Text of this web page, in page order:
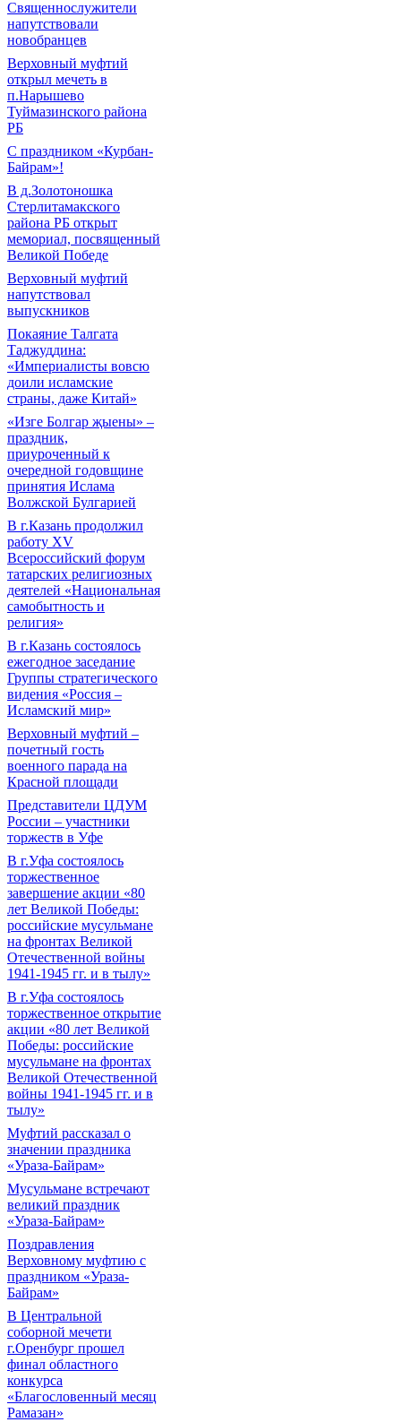
Священнослужители
напутствовали
новобранцев
Верховный муфтий
открыл мечеть в
п.Нарышево
Туймазинского района
РБ
С праздником «Курбан-
Байрам»!
В д.Золотоношка
Стерлитамакского
района РБ открыт
мемориал, посвященный
Великой Победе
Верховный муфтий
напутствовал
выпускников
Покаяние Талгата
Таджуддина:
«Империалисты вовсю
доили исламские
страны, даже Китай»
«Изге Болгар җыены» –
праздник,
приуроченный к
очередной годовщине
принятия Ислама
Волжской Булгарией
В г.Казань продолжил
работу XV
Всероссийский форум
татарских религиозных
деятелей «Национальная
самобытность и
религия»
В г.Казань состоялось
ежегодное заседание
Группы стратегического
видения «Россия –
Исламский мир»
Верховный муфтий –
почетный гость
военного парада на
Красной площади
Представители ЦДУМ
России – участники
торжеств в Уфе
В г.Уфа состоялось
торжественное
завершение акции «80
лет Великой Победы:
российские мусульмане
на фронтах Великой
Отечественной войны
1941-1945 гг. и в тылу»
В г.Уфа состоялось
торжественное открытие
акции «80 лет Великой
Победы: российские
мусульмане на фронтах
Великой Отечественной
войны 1941-1945 гг. и в
тылу»
Муфтий рассказал о
значении праздника
«Ураза-Байрам»
Мусульмане встречают
великий праздник
«Ураза-Байрам»
Поздравления
Верховному муфтию с
праздником «Ураза-
Байрам»
В Центральной
соборной мечети
г.Оренбург прошел
финал областного
конкурса
«Благословенный месяц
Рамазан»